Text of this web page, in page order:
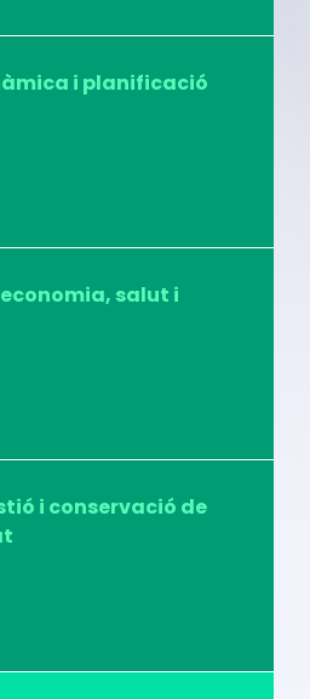
i planificació
salut i
i conservació de